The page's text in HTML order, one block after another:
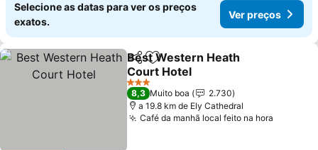
Selecione as datas para ver os preços
exatos.
Ver preços
PartilharAdicionar aos favoritos
Best Western Heath
Court Hotel
Ver preços
3 Estrelas
8,3 Muito boa
2.730
a 19.8 km de Ely Cathedral
Café da manhã local feito na hora